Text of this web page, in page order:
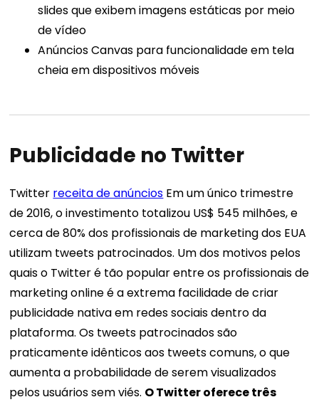
slides que exibem imagens estáticas por meio
de vídeo
Anúncios Canvas para funcionalidade em tela
cheia em dispositivos móveis
Publicidade no Twitter
Twitter receita de anúncios Em um único trimestre
de 2016, o investimento totalizou US$ 545 milhões, e
cerca de 80% dos profissionais de marketing dos EUA
utilizam tweets patrocinados. Um dos motivos pelos
quais o Twitter é tão popular entre os profissionais de
marketing online é a extrema facilidade de criar
publicidade nativa em redes sociais dentro da
plataforma. Os tweets patrocinados são
praticamente idênticos aos tweets comuns, o que
aumenta a probabilidade de serem visualizados
pelos usuários sem viés. O Twitter oferece três